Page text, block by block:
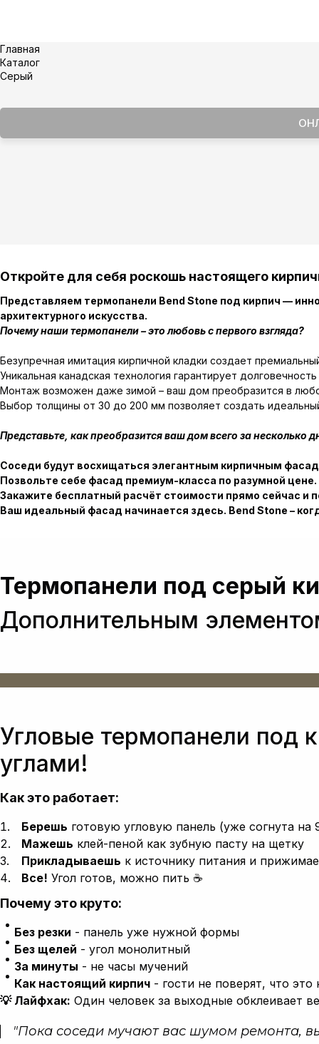
Главная
Каталог
Серый
Откройте для себя роскошь настоящего
Представляем термопанели Bend Stone под кирпич —
архитектурного искусства.
Почему наши термопанели – это любовь с первого взгляда?
Безупречная имитация кирпичной кладки создает
Уникальная канадская технология гарантирует
Монтаж возможен даже зимой – ваш дом преобразится в
Выбор толщины от 30 до 200 мм позволяет создать
Представьте, как преобразится ваш дом всего за несколько
Соседи будут восхищаться элегантным кирпичным
Позвольте себе фасад премиум-класса по разумной цене.
Закажите бесплатный расчёт стоимости прямо сейчас и
Ваш идеальный фасад начинается здесь. Bend Stone –
Термопанели под серый
Дополнительным
Угловые термопанели под
углами!
Как это работает:
Берешь готовую угловую панель (уже согнута на
Мажешь клей-пеной как зубную пасту на щетку
Прикладываешь к источнику питания и
Все! Угол готов, можно пить ☕
Почему это круто:
Без резки - панель уже нужной формы
Без щелей - угол монолитный
За минуты - не часы мучений
Как настоящий кирпич - гости не поверят, что это
💡 Лайфхак: Один человек за выходные обклеивает
"Пока соседи мучают вас шумом ремонта,